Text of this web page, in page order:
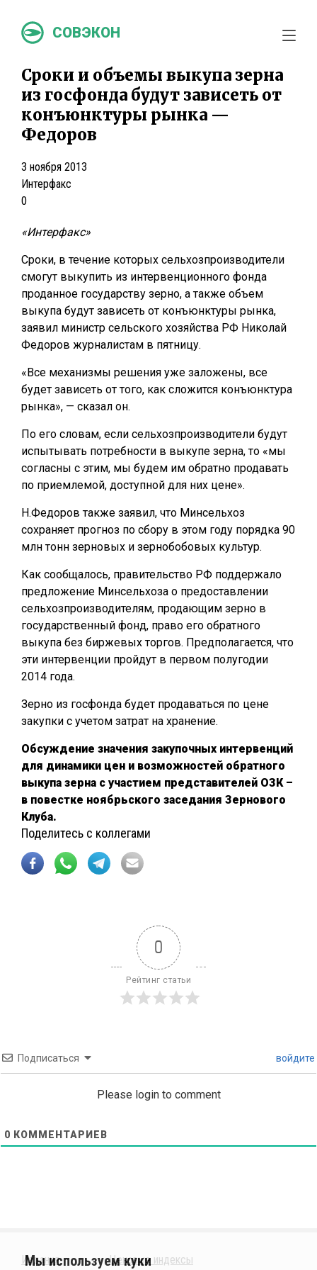
СОВЭКОН
Сроки и объемы выкупа зерна
из госфонда будут зависеть от
конъюнктуры рынка —
Федоров
3 ноября 2013
Интерфакс
0
«Интерфакс»
Сроки, в течение которых сельхозпроизводители
смогут выкупить из интервенционного фонда
проданное государству зерно, а также объем
выкупа будут зависеть от конъюнктуры рынка,
заявил министр сельского хозяйства РФ Николай
Федоров журналистам в пятницу.
«Все механизмы решения уже заложены, все
будет зависеть от того, как сложится конъюнктура
рынка», — сказал он.
По его словам, если сельхозпроизводители будут
испытывать потребности в выкупе зерна, то «мы
согласны с этим, мы будем им обратно продавать
по приемлемой, доступной для них цене».
Н.Федоров также заявил, что Минсельхоз
сохраняет прогноз по сбору в этом году порядка 90
млн тонн зерновых и зернобобовых культур.
Как сообщалось, правительство РФ поддержало
предложение Минсельхоза о предоставлении
сельхозпроизводителям, продающим зерно в
государственный фонд, право его обратного
выкупа без биржевых торгов. Предполагается, что
эти интервенции пройдут в первом полугодии
2014 года.
Зерно из госфонда будет продаваться по цене
закупки с учетом затрат на хранение.
Обсуждение значения закупочных интервенций
для динамики цен и возможностей обратного
выкупа зерна с учаcтием представителей ОЗК –
в повестке ноябрьского заседания Зернового
Клуба.
Поделитесь с коллегами
0
Рейтинг статьи
Подписаться войдите
Please login to comment
0 КОММЕНТАРИЕВ
Издания Ценовые индексы